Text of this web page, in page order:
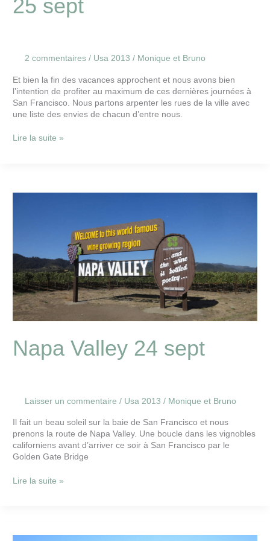
25 sept
2 commentaires / Usa 2013 / Monique et Bruno
Et bien la fin des vacances approchent et nous avons bien
l’intention de profiter au maximum de ces dernières journées à
San Francisco. Nous partons arpenter les rues de la ville avec
une liste des envies de chacun d’entre nous.
Lire la suite »
Napa Valley 24 sept
Laisser un commentaire / Usa 2013 / Monique et Bruno
Il fait un beau soleil sur la baie de San Francisco et nous
prenons la route de Napa Valley. Une boucle dans les vignobles
californiens avant d’arriver ce soir à San Francisco par le
Golden Gate Bridge
Lire la suite »